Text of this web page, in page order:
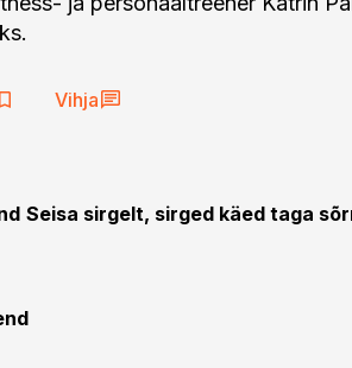
Vihja
Seisa sirgelt, sirged käed taga